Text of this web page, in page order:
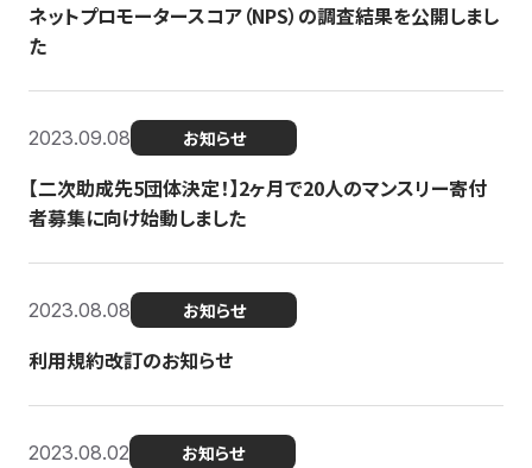
ネットプロモータースコア（NPS）の調査結果を公開しまし
た
2023.09.08 お知らせ
【二次助成先5団体決定！】2ヶ月で20人のマンスリー寄付
者募集に向け始動しました
2023.08.08 お知らせ
利用規約改訂のお知らせ
2023.08.02 お知らせ